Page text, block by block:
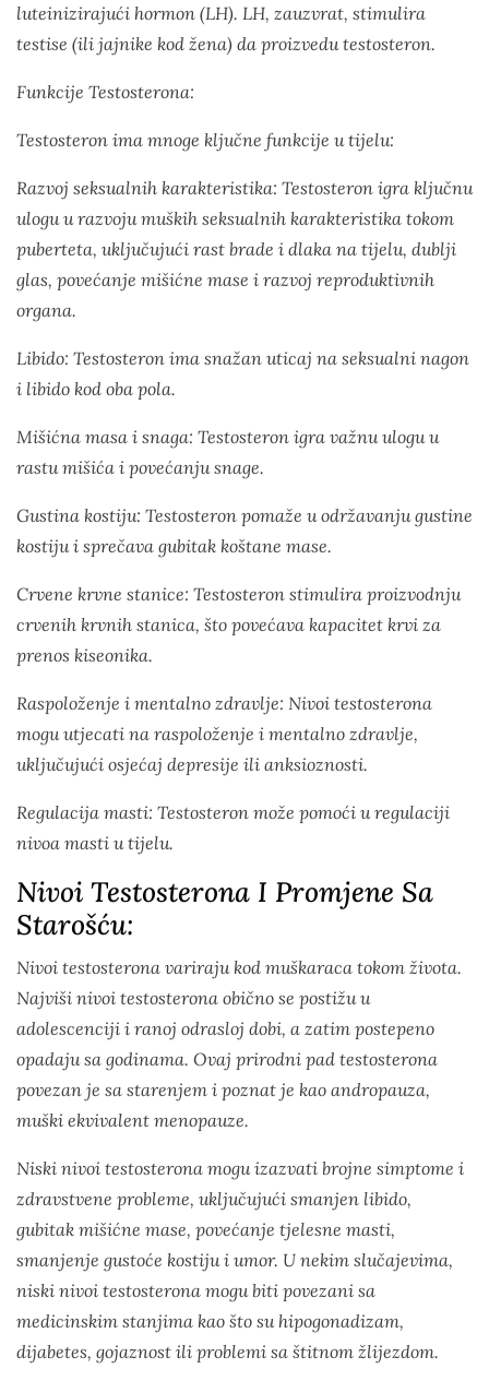
luteinizirajući hormon (LH). LH, zauzvrat, stimulira
testise (ili jajnike kod žena) da proizvedu testosteron.
Funkcije Testosterona:
Testosteron ima mnoge ključne funkcije u tijelu:
Razvoj seksualnih karakteristika: Testosteron igra ključnu
ulogu u razvoju muških seksualnih karakteristika tokom
puberteta, uključujući rast brade i dlaka na tijelu, dublji
glas, povećanje mišićne mase i razvoj reproduktivnih
organa.
Libido: Testosteron ima snažan uticaj na seksualni nagon
i libido kod oba pola.
Mišićna masa i snaga: Testosteron igra važnu ulogu u
rastu mišića i povećanju snage.
Gustina kostiju: Testosteron pomaže u održavanju gustine
kostiju i sprečava gubitak koštane mase.
Crvene krvne stanice: Testosteron stimulira proizvodnju
crvenih krvnih stanica, što povećava kapacitet krvi za
prenos kiseonika.
Raspoloženje i mentalno zdravlje: Nivoi testosterona
mogu utjecati na raspoloženje i mentalno zdravlje,
uključujući osjećaj depresije ili anksioznosti.
Regulacija masti: Testosteron može pomoći u regulaciji
nivoa masti u tijelu.
Nivoi Testosterona I Promjene Sa
Starošću:
Nivoi testosterona variraju kod muškaraca tokom života.
Najviši nivoi testosterona obično se postižu u
adolescenciji i ranoj odrasloj dobi, a zatim postepeno
opadaju sa godinama. Ovaj prirodni pad testosterona
povezan je sa starenjem i poznat je kao andropauza,
muški ekvivalent menopauze.
Niski nivoi testosterona mogu izazvati brojne simptome i
zdravstvene probleme, uključujući smanjen libido,
gubitak mišićne mase, povećanje tjelesne masti,
smanjenje gustoće kostiju i umor. U nekim slučajevima,
niski nivoi testosterona mogu biti povezani sa
medicinskim stanjima kao što su hipogonadizam,
dijabetes, gojaznost ili problemi sa štitnom žlijezdom.